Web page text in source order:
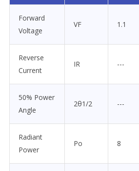
Forward
Voltage
VF 1.1
Reverse
Current
IR ---
50% Power
Angle
2θ1/2 ---
Radiant
Power
Po 8